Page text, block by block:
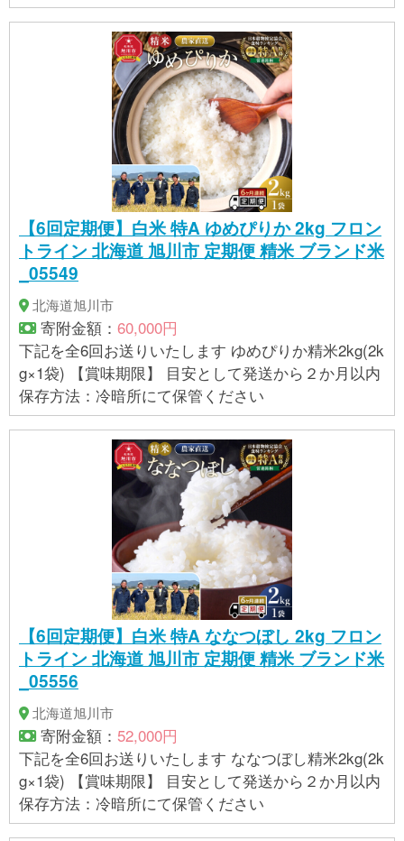
【6回定期便】白米 特A ゆめぴりか 2kg フロン
トライン 北海道 旭川市 定期便 精米 ブランド米
_05549
北海道旭川市
寄附金額： 60,000円
下記を全6回お送りいたします ゆめぴりか精米2kg(2k
g×1袋) 【賞味期限】 目安として発送から２か月以内
保存方法：冷暗所にて保管ください
【6回定期便】白米 特A ななつぼし 2kg フロン
トライン 北海道 旭川市 定期便 精米 ブランド米
_05556
北海道旭川市
寄附金額： 52,000円
下記を全6回お送りいたします ななつぼし精米2kg(2k
g×1袋) 【賞味期限】 目安として発送から２か月以内
保存方法：冷暗所にて保管ください